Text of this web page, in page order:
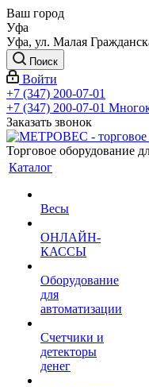
Ваш город
Уфа
Уфа, ул. Малая
Поиск
Войти
+7 (347) 200-07-01
+7 (347) 200-07-01
Заказать звонок
Торговое оборудование
Каталог
Весы
ОНЛАЙН-
КАССЫ
Оборудование
для
автоматизации
Счетчики и
детекторы
денег